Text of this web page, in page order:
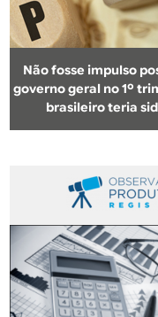
b
u
s
c
a
Não fosse impulso
governo geral no 1º
brasileiro teria